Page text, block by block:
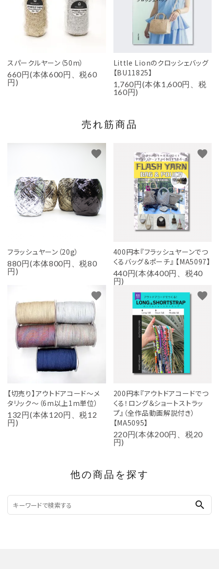
スパークルヤーン（50m）
660円(本体600円、税60
円)
Little Lionのクロッシェバッグ
【BU11825】
1,760円(本体1,600円、税
160円)
売れ筋商品
フラッシュヤーン（20g）
880円(本体800円、税80
円)
favorite
400円本『フラッシュヤーンでつ
くるバッグ＆ポーチ』 【MA5097】
440円(本体400円、税40
円)
favorite
【切売り】アウトドアコード～メ
タリック～（6m以上1m単位）
132円(本体120円、税12
円)
favorite
200円本『アウトドアコードでつ
くる！ロング＆ショートストラッ
プ』（全作品動画解説付き）
【MA5095】
220円(本体200円、税20
円)
favorite
他の商品を探す
search